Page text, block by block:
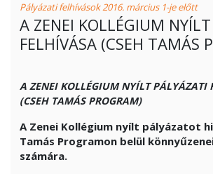
Pályázati felhívások 2016. március 1-je előtt
A ZENEI KOLLÉGIUM
FELHÍVÁSA (CSEH TAMÁS
A ZENEI KOLLÉGIUM NYÍLT PÁLYÁZATI
(CSEH TAMÁS PROGRAM)
A Zenei Kollégium nyílt pályázatot
Tamás Programon belül
számára.